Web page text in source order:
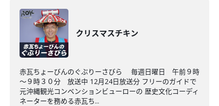
クリスマスチキン
赤瓦ちょーびんのぐぶりーさびら 毎週日曜日 午前９時
～９時３０分 放送中 12月24日放送分 フリーのガイドで
元沖縄観光コンベンションビューローの 歴史文化コーディ
ネーターを務める赤瓦ち...